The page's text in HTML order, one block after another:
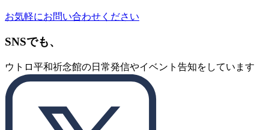
お気軽にお問い合わせください
SNSでも、
ウトロ平和祈念館の日常発信やイベント告知をしています